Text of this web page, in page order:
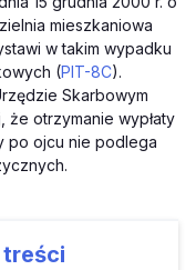
mieszkaniowa
w takim wypadku
(PIT-8C).
Skarbowym
że otrzymanie wypłaty
po ojcu nie podlega
treści